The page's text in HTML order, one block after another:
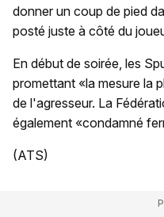
donner un coup de pied
posté juste à côté du
En début de soirée, les
promettant «la mesure la
de l'agresseur. La
également «condamné
(ATS)